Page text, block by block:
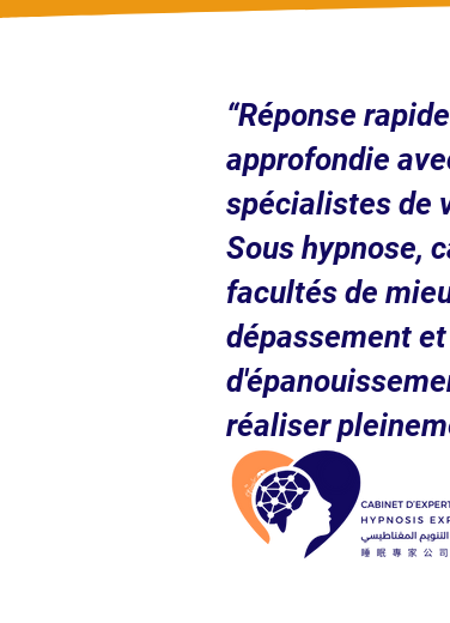
“Réponse
approfondie
spécialistes de
Sous hypnose,
facultés de
dépassement et
réaliser